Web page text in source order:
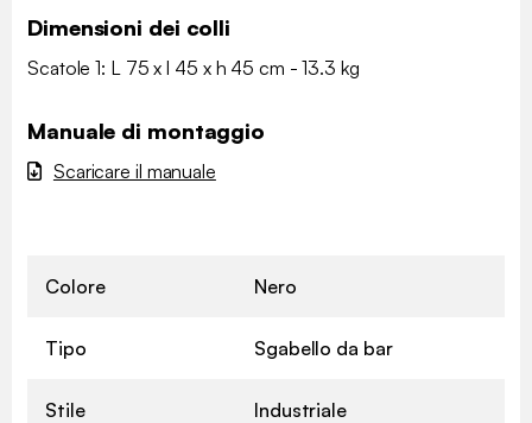
Dimensioni dei colli
Scatole 1: L 75 x l 45 x h 45 cm - 13.3 kg
Manuale di montaggio
Scaricare il manuale
Colore Nero
Tipo Sgabello da bar
Stile Industriale